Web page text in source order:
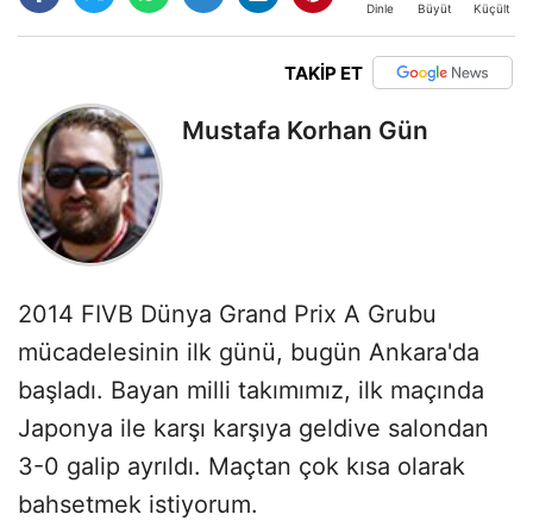
Dinle Büyüt Küçült
TAKİP ET
Mustafa Korhan Gün
2014 FIVB Dünya Grand Prix A Grubu
mücadelesinin ilk günü, bugün Ankara'da
başladı. Bayan milli takımımız, ilk maçında
Japonya ile karşı karşıya geldive salondan
3-0 galip ayrıldı. Maçtan çok kısa olarak
bahsetmek istiyorum.